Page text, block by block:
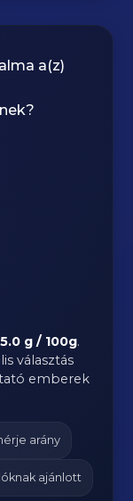
a(z)
g / 100g.
választás
emberek
arány
ajánlott